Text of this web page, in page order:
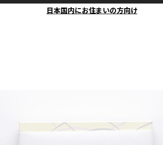
日本国内にお住まいの方向け